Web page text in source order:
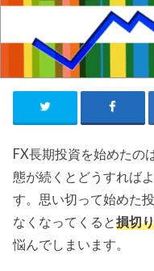
FX長期投資を始めたの
態が続くとどうすれば
す。思い切って始めた
なくなってくると損切
悩んでしまいます。